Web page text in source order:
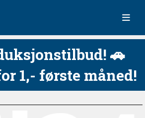
🚗
1,- første måned!